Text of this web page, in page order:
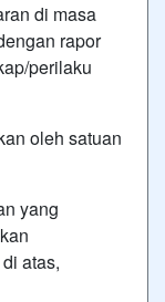
di masa
rapor
perilaku
oleh satuan
yang
atas,